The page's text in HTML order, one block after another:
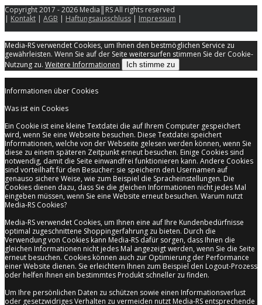
Copyright 2017 - 2026 Media║RS All rights reserved
| Kontakt | AGB | Haftungsausschluss | Impressum |
Media-RS verwendet Cookies, um Ihnen den bestmöglichen Service zu
gewährleisten. Wenn Sie auf der Seite weitersurfen stimmen Sie der Cookie-
Nutzung zu. Weitere Informationen Ich stimme zu
Informationen über Cookies
Was ist ein Cookies
Ein Cookie ist eine kleine Textdatei die auf Ihrem Computer gespeichert
wird, wenn Sie eine Webseite besuchen. Diese Textdatei speichert
Informationen, welche von der Webseite gelesen werden können, wenn Sie
diese zu einem späteren Zeitpunkt erneut besuchen. Einige Cookies sind
notwendig, damit die Seite einwandfrei funktionieren kann. Andere Cookies
sind vorteilhaft für den Besucher: sie speichern den Usernamen auf
genauso sichere Weise, wie zum Beispiel die Spracheinstellungen. Die
Cookies dienen dazu, dass Sie die gleichen Informationen nicht jedes Mal
eingeben müssen, wenn Sie eine Website erneut besuchen. Warum nutzt
Media-RS Cookies?
Media-RS verwendet Cookies, um Ihnen eine auf Ihre Kundenbedürfnisse
optimal zugeschnittene Shoppingerfahrung zu bieten. Durch die
Verwendung von Cookies kann Media-RS dafür sorgen, dass Ihnen die
gleichen Informationen nicht jedes Mal angezeigt werden, wenn Sie die Seite
erneut besuchen. Cookies können auch zur Optimierung der Performance
einer Website dienen. Sie erleichtern Ihnen zum Beispiel den Logout-Prozess
oder helfen Ihnen ein bestimmtes Produkt schneller zu finden.
Um Ihre persönlichen Daten zu schützen sowie einen Informationsverlust
oder gesetzwidriges Verhalten zu vermeiden nutzt Media-RS entsprechende